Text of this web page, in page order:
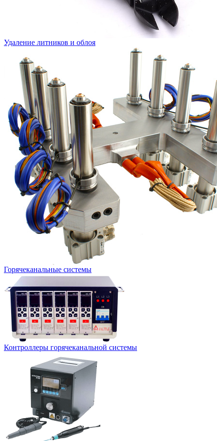
Удаление литников и облоя
Горячеканальные системы
Контроллеры горячеканальной системы